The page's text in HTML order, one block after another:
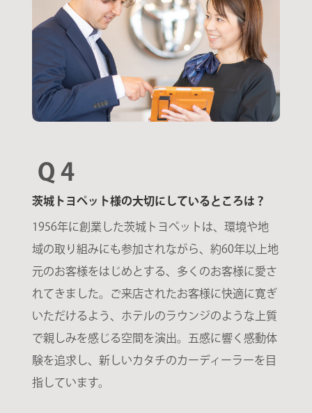
Q 4
茨城トヨペット様の大切にしているところは？
1956年に創業した茨城トヨペットは、環境や地
域の取り組みにも参加されながら、約60年以上地
元のお客様をはじめとする、多くのお客様に愛さ
れてきました。ご来店されたお客様に快適に寛ぎ
いただけるよう、ホテルのラウンジのような上質
で親しみを感じる空間を演出。五感に響く感動体
験を追求し、新しいカタチのカーディーラーを目
指しています。